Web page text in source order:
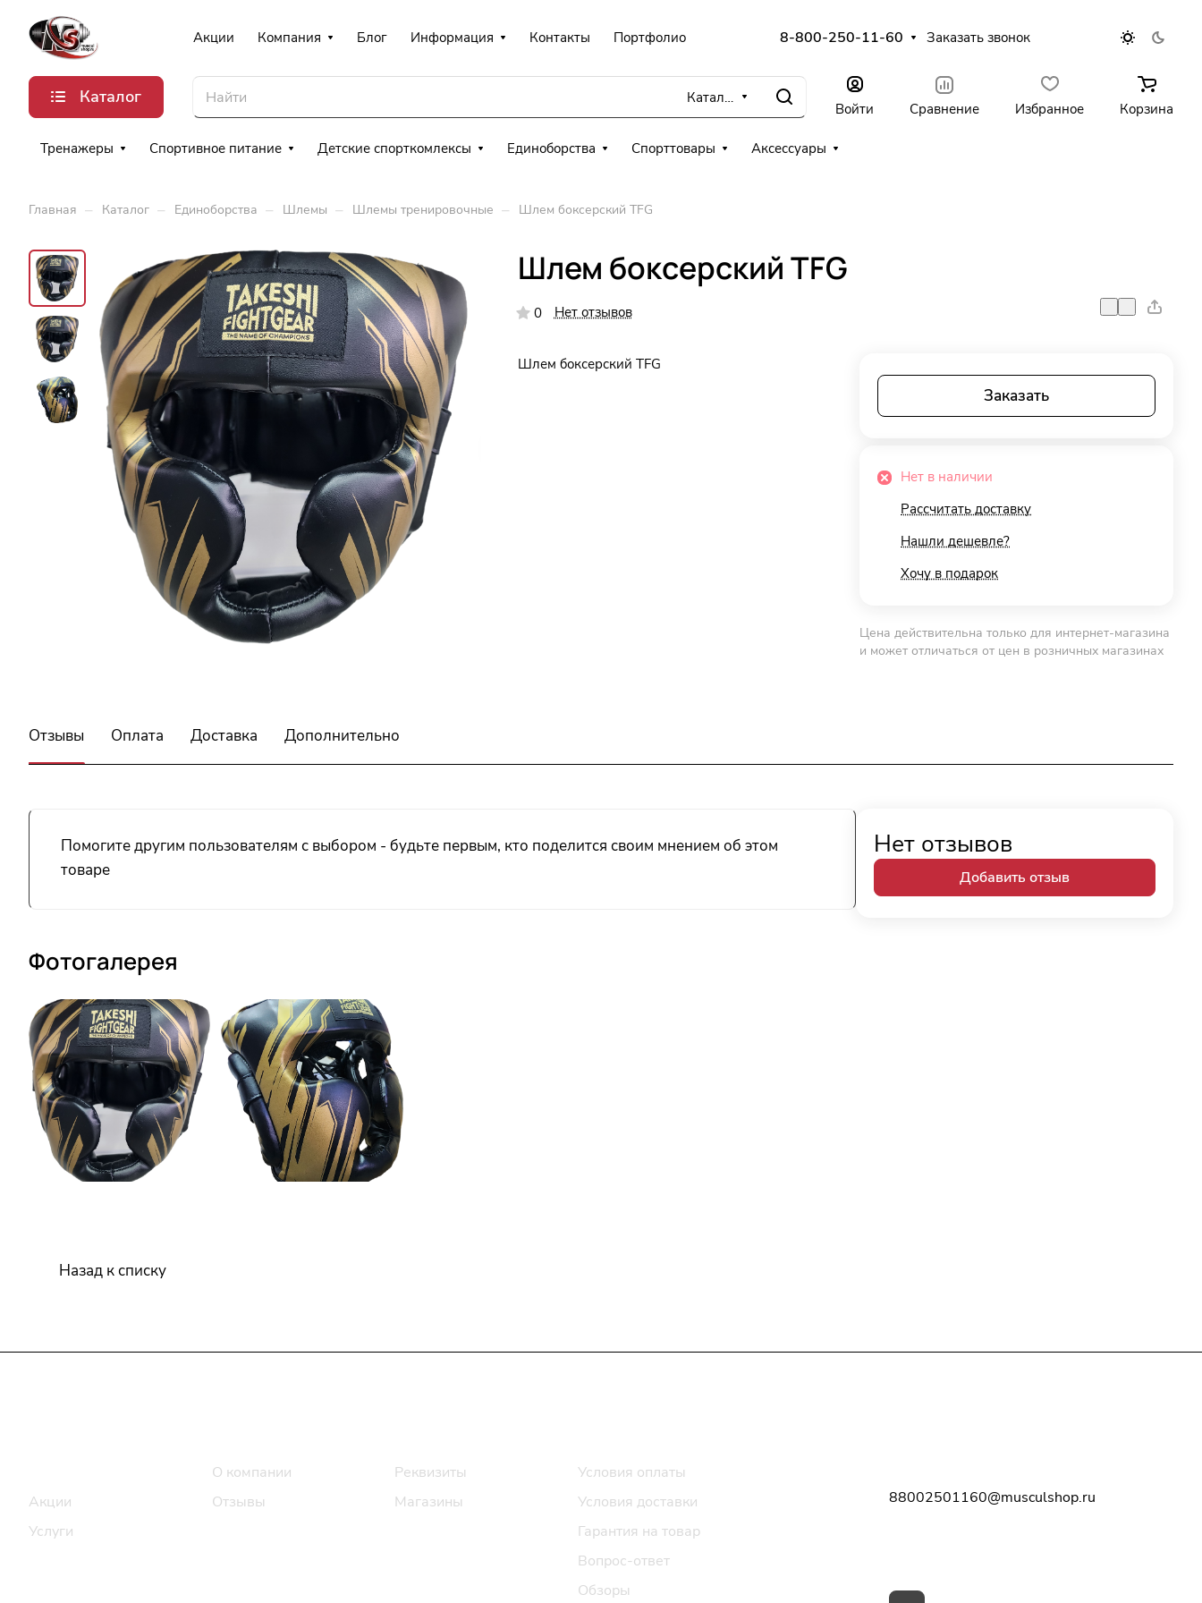
Акции Компания Блог Информация Контакты Портфолио 8-800-250-11-60 Заказать звонок
Каталог Каталог
Войти Сравнение Избранное Корзина
Тренажеры Спортивное питание Детские спорткомлексы Единоборства Спорттовары Аксессуары
Главная – Каталог – Единоборства – Шлемы – Шлемы тренировочные – Шлем боксерский TFG
Шлем боксерский TFG
0 Нет отзывов
Шлем боксерский TFG
Заказать
Нет в наличии
Рассчитать доставку
Нашли дешевле?
Хочу в подарок
Цена действительна только для интернет-магазина
и может отличаться от цен в розничных магазинах
Отзывы Оплата Доставка Дополнительно
Помогите другим пользователям с выбором - будьте первым, кто поделится своим мнением об этом
товаре
Нет отзывов
Добавить отзыв
Фотогалерея
Назад к списку
Акции
Услуги
О компании
Отзывы
Реквизиты
Магазины
Условия оплаты
Условия доставки
Гарантия на товар
Вопрос-ответ
Обзоры
88002501160@musculshop.ru